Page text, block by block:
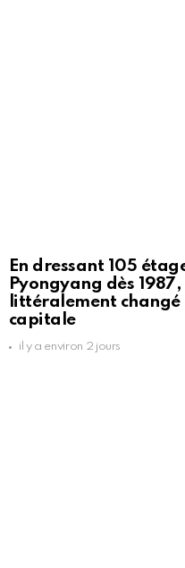
En dressant 105
Pyongyang dès
littéralement
capitale
il y a environ 2 jours